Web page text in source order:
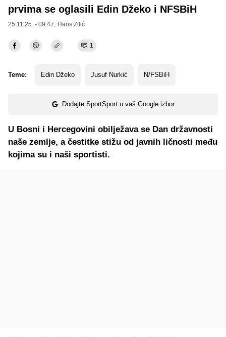
prvima se oglasili Edin Džeko i NFSBiH
25.11.25. - 09:47, Haris Zilić
1
Teme: Edin Džeko Jusuf Nurkić N/FSBiH
Dodajte SportSport u vaš Google izbor
U Bosni i Hercegovini obilježava se Dan državnosti
naše zemlje, a čestitke stižu od javnih ličnosti među
kojima su i naši sportisti.